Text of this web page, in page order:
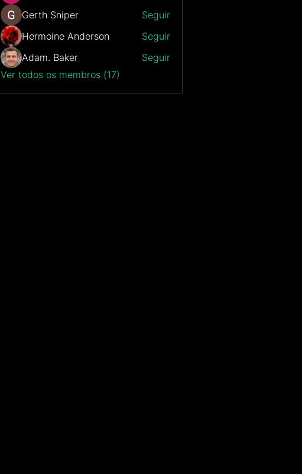
Gerth Sniper
Seguir
Hermoine Anderson
Seguir
Adam. Baker
Seguir
Ver todos os membros (17)